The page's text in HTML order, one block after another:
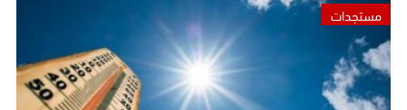
مستجدات